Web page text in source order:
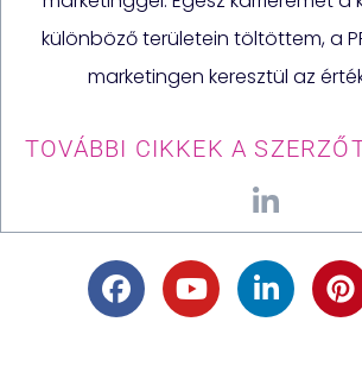
különböző területein töltöttem, a
marketingen keresztül az
TOVÁBBI CIKKEK A